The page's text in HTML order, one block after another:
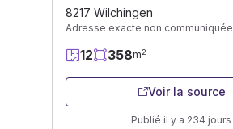
8217 Wilchingen
Adresse exacte non communiquée
12 358m2
Voir la source
Publié il y a 234 jours